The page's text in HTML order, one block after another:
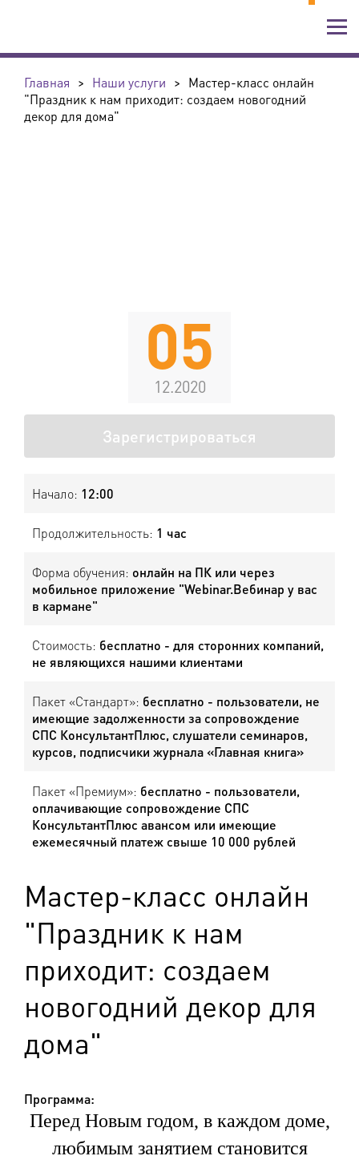
Главная > Наши услуги > Мастер-класс онлайн
"Праздник к нам приходит: создаем новогодний
декор для дома"
05
12.2020
Зарегистрироваться
Начало: 12:00
Продолжительность: 1 час
Форма обучения: онлайн на ПК или через
мобильное приложение "Webinar.Вебинар у вас
в кармане"
Стоимость: бесплатно - для сторонних компаний,
не являющихся нашими клиентами
Пакет «Стандарт»: бесплатно - пользователи, не
имеющие задолженности за сопровождение
СПС КонсультантПлюс, слушатели семинаров,
курсов, подписчики журнала «Главная книга»
Пакет «Премиум»: бесплатно - пользователи,
оплачивающие сопровождение СПС
КонсультантПлюс авансом или имеющие
ежемесячный платеж свыше 10 000 рублей
Мастер-класс онлайн
"Праздник к нам
приходит: создаем
новогодний декор для
дома"
Программа:
Перед Новым годом, в каждом доме,
любимым занятием становится